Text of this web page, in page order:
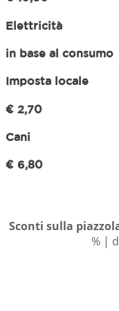
Elettricità
in base al consumo
Imposta locale
€ 2,70
Cani
€ 6,80
Sconti sulla
% |